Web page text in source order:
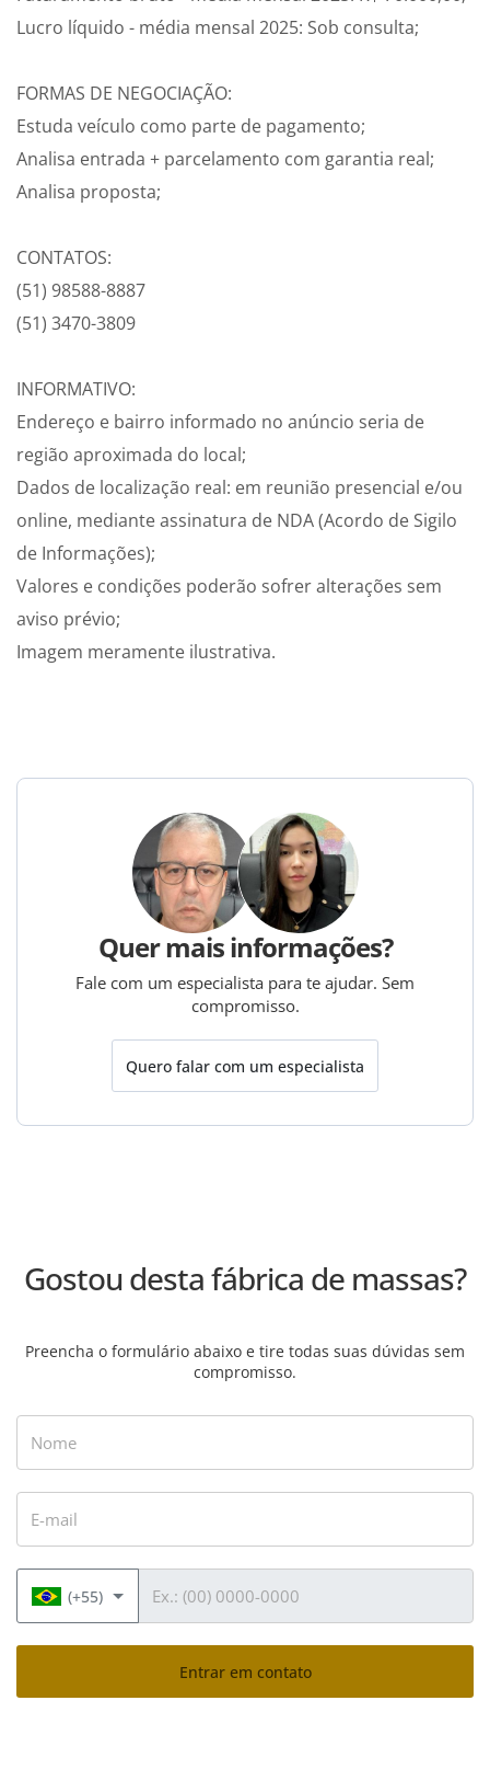
Lucro líquido - média mensal 2025: Sob consulta;
FORMAS DE NEGOCIAÇÃO:
Estuda veículo como parte de pagamento;
Analisa entrada + parcelamento com garantia real;
Analisa proposta;
CONTATOS:
(51) 98588-8887
(51) 3470-3809
INFORMATIVO:
Endereço e bairro informado no anúncio seria de
região aproximada do local;
Dados de localização real: em reunião presencial e/ou
online, mediante assinatura de NDA (Acordo de Sigilo
de Informações);
Valores e condições poderão sofrer alterações sem
aviso prévio;
Imagem meramente ilustrativa.
Quer mais informações?
Fale com um especialista para te ajudar. Sem
compromisso.
Quero falar com um especialista
Gostou desta fábrica de massas?
Preencha o formulário abaixo e tire todas suas dúvidas sem
compromisso.
(+55)
Entrar em contato